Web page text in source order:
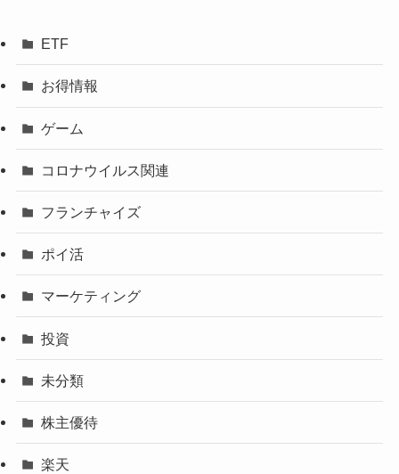
ETF
お得情報
ゲーム
コロナウイルス関連
フランチャイズ
ポイ活
マーケティング
投資
未分類
株主優待
楽天